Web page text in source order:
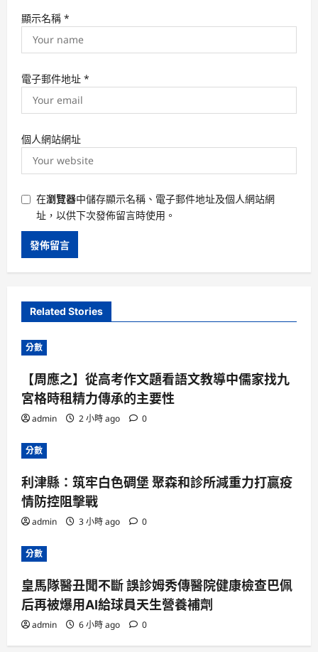
顯示名稱 *
電子郵件地址 *
個人網站網址
在瀏覽器中儲存顯示名稱、電子郵件地址及個人網站網
址，以供下次發佈留言時使用。
Related Stories
分數
【周應之】從高考作文題看語文教導中儒家找九
宮格時租精力傳承的主要性
admin 2 小時 ago 0
分數
利津縣：筑牢白色碉堡 聚森和診所減重力打贏疫
情防控阻擊戰
admin 3 小時 ago 0
分數
皇馬隊醫丑聞不斷 誤診姆秀傳醫院健康檢查巴佩
后再被爆用AI給球員天生營養補劑
admin 6 小時 ago 0